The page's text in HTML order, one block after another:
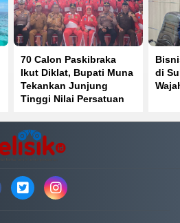
70 Calon Paskibraka
Ikut Diklat, Bupati Muna
Tekankan Junjung
Tinggi Nilai Persatuan
di